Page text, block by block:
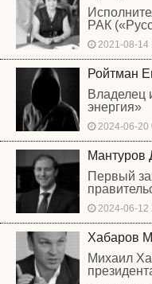
РАК
2021-08-14
Ройтман
Владелец
энергия»
2024-06-20
Мантуров
Первый
2024-06-12
Хабаров
Михаил